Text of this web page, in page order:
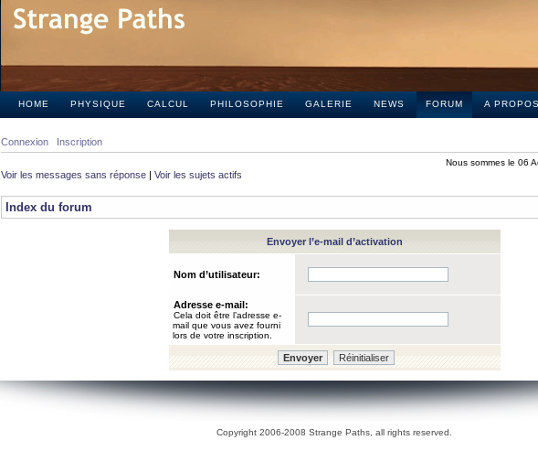
HOME PHYSIQUE CALCUL PHILOSOPHIE GALERIE NEWS FORUM A PROPOS
Connexion Inscription
Nous sommes le 06
Voir les messages sans réponse | Voir les sujets actifs
Index du forum
Envoyer l’e-mail d’activation
Nom d’utilisateur:
Adresse e-mail:
Cela doit être l’adresse e-
mail que vous avez fourni
lors de votre inscription.
Copyright 2006-2008 Strange Paths, all rights reserved.